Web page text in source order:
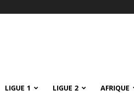
LIGUE 1 LIGUE 2 AFRIQUE